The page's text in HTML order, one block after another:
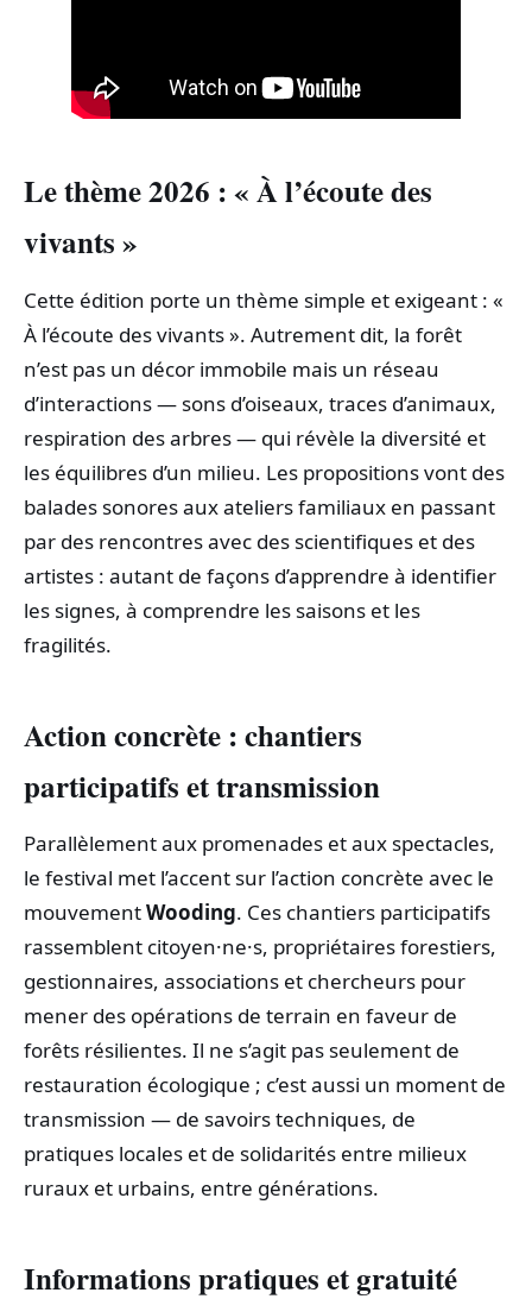
Le thème 2026 : « À l’écoute des
vivants »
Cette édition porte un thème simple et exigeant : «
À l’écoute des vivants ». Autrement dit, la forêt
n’est pas un décor immobile mais un réseau
d’interactions — sons d’oiseaux, traces d’animaux,
respiration des arbres — qui révèle la diversité et
les équilibres d’un milieu. Les propositions vont des
balades sonores aux ateliers familiaux en passant
par des rencontres avec des scientifiques et des
artistes : autant de façons d’apprendre à identifier
les signes, à comprendre les saisons et les
fragilités.
Action concrète : chantiers
participatifs et transmission
Parallèlement aux promenades et aux spectacles,
le festival met l’accent sur l’action concrète avec le
mouvementWooding. Ces chantiers participatifs
rassemblent citoyen·ne·s, propriétaires forestiers,
gestionnaires, associations et chercheurs pour
mener des opérations de terrain en faveur de
forêts résilientes. Il ne s’agit pas seulement de
restauration écologique ; c’est aussi un moment de
transmission — de savoirs techniques, de
pratiques locales et de solidarités entre milieux
ruraux et urbains, entre générations.
Informations pratiques et gratuité